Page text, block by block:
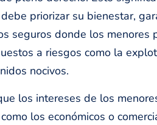
priorizar su bienestar,
seguros donde los menores
a riesgos como la
nocivos.
los intereses de los
los económicos o